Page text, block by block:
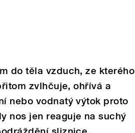
do těla vzduch, ze kterého
zvlhčuje, ohřívá a
nebo vodnatý výtok proto
nos jen reaguje na suchý